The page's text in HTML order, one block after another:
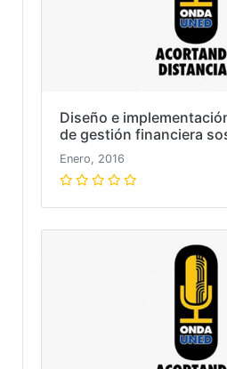
Diseño e
de gestión financiera
Enero, 2016